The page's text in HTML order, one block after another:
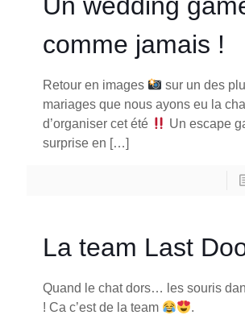
comme jamais !
Retour en images
sur un des
mariages que nous ayons eu la
d’organiser cet été
Un escape
surprise en […]
La team Last
Quand le chat dors… les souris
! Ca c’est de la team
.